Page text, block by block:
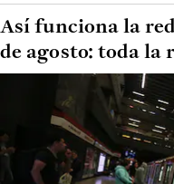
Así funciona la
de agosto: toda la